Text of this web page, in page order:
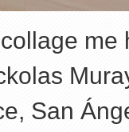
me
San